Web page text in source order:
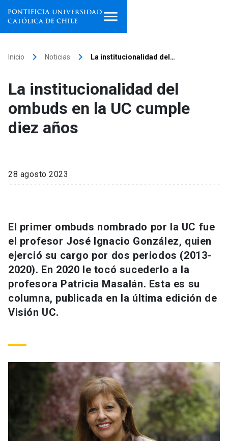
Facultades, escuelas e
institutos
Investigación
Extensión
Universidad
Información para keyboard_arrow_down
Futuros estudiantes
Estudiantes
Personal
launch
Padres y familia
Vecinos launch
Go to english site launch
ACCESOS DIRECTOS
Mi Portal UC launch
Biblioteca launch
Inicio keyboard_arrow_right Noticias keyboard_arrow_right La institucionalidad del…
La institucionalidad del
ombuds en la UC cumple
diez años
28 agosto 2023
El primer ombuds nombrado por la UC fue
el profesor José Ignacio González, quien
ejerció su cargo por dos periodos (2013-
2020). En 2020 le tocó sucederlo a la
profesora Patricia Masalán. Esta es su
columna, publicada en la última edición de
Visión UC.